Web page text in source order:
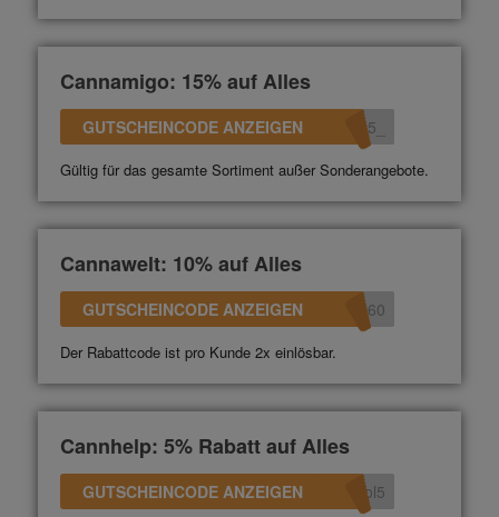
Cannamigo: 15% auf Alles
GUTSCHEINCODE ANZEIGEN
Gültig für das gesamte Sortiment außer Sonderangebote.
Cannawelt: 10% auf Alles
GUTSCHEINCODE ANZEIGEN 360
Der Rabattcode ist pro Kunde 2x einlösbar.
Cannhelp: 5% Rabatt auf Alles
GUTSCHEINCODE ANZEIGEN ol5